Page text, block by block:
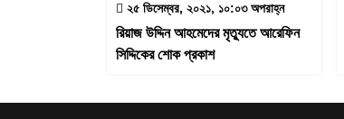
২৫ ডিসেম্বর, ২০২১, ১০:০৩ অপরাহ্ন
রিয়াজ উদ্দিন আহমেদের মৃত্যুতে আরেফিন
সিদ্দিকের শোক প্রকাশ